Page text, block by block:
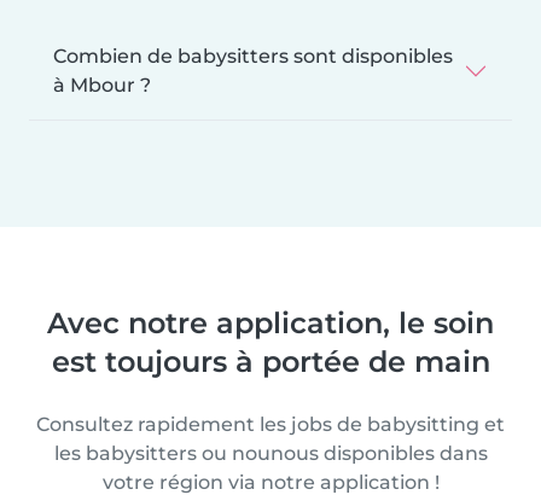
Combien de babysitters sont disponibles
à Mbour ?
Avec notre application, le soin
est toujours à portée de main
Consultez rapidement les jobs de babysitting et
les babysitters ou nounous disponibles dans
votre région via notre application !